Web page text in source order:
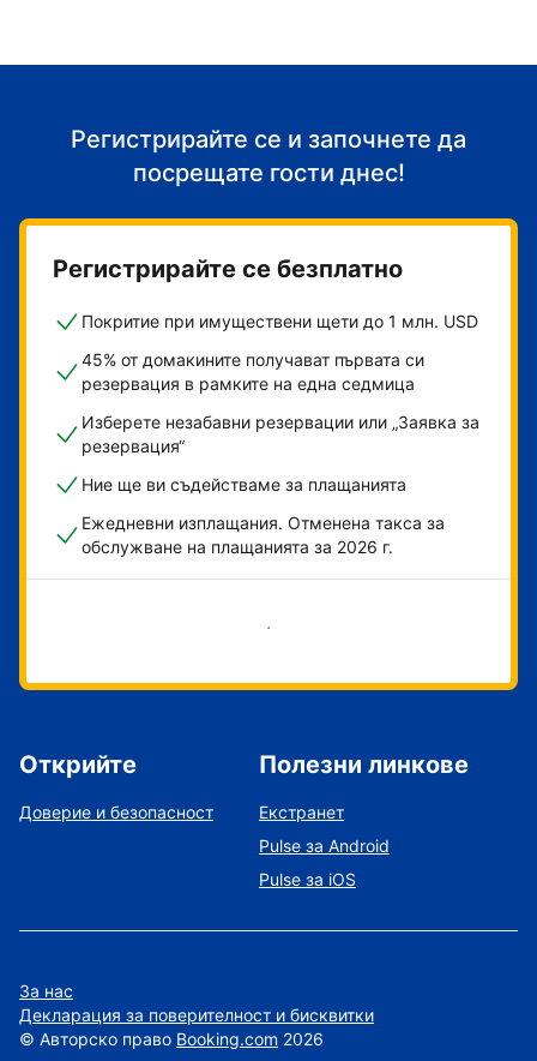
Регистрирайте се и започнете да
посрещате гости днес!
Регистрирайте се безплатно
Покритие при имуществени щети до 1 млн. USD
45% от домакините получават първата си
резервация в рамките на една седмица
Изберете незабавни резервации или „Заявка за
резервация“
Ние ще ви съдействаме за плащанията
Ежедневни изплащания. Отменена такса за
обслужване на плащанията за 2026 г.
Начало
Открийте
Доверие и безопасност
Полезни линкове
Екстранет
Pulse за Android
Pulse за iOS
За нас
Декларация за поверителност и бисквитки
© Авторско право Booking.com 2026